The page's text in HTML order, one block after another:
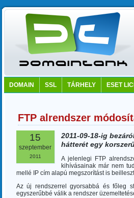
DOMAIN SSL TÁRHELY ESET
FTP alrendszer
15
szeptember
2011
2011-09-18-ig
hátterét egy
Ajelenlegi FTP
kihívásainak már nem tud
mellé IP cím alapú megszorítástis
Az új rendszerrel gyorsabbá és főleg
egyszerűbbé válik a rendszer